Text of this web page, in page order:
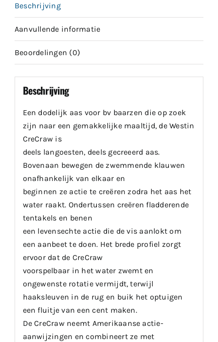
Beschrijving
Aanvullende informatie
Beoordelingen (0)
Beschrijving
Een dodelijk aas voor bv baarzen die op zoek
zijn naar een gemakkelijke maaltijd, de Westin
CreCraw is
deels langoesten, deels gecreeerd aas.
Bovenaan bewegen de zwemmende klauwen
onafhankelijk van elkaar en
beginnen ze actie te creëren zodra het aas het
water raakt. Ondertussen creëren fladderende
tentakels en benen
een levensechte actie die de vis aanlokt om
een aanbeet te doen. Het brede profiel zorgt
ervoor dat de CreCraw
voorspelbaar in het water zwemt en
ongewenste rotatie vermijdt, terwijl
haaksleuven in de rug en buik het optuigen
een fluitje van een cent maken.
De CreCraw neemt Amerikaanse actie-
aanwijzingen en combineert ze met